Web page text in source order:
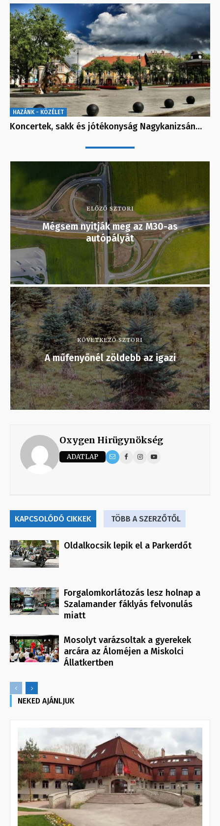
HAZÁNK - KÖZÉLET
Koncertek, sakk és jótékonyság Nagykanizsán…
ELŐZŐ SZTORI
Mégsem nyitják meg az M30-as
autópályát
KÖVETKEZŐ SZTORI
A műfenyőnél zöldebb az igazi
Oxygen Hirügynökség
ADATLAP
KAPCSOLÓDÓ CIKKEK TÖBB A SZERZŐTŐL
Oldalkocsik lepik el a Parkerdőt
Forgalomkorlátozás lesz holnap a
Szalamander fáklyás felvonulás
miatt
Mosolyt varázsoltak a gyerekek
arcára az Áloméjen a Miskolci
Állatkertben
NEKED AJÁNLJUK